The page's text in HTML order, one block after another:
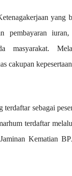
yang
pembayaran
masyarakat.
cakupan
sebagai
terdaftar
Kematian